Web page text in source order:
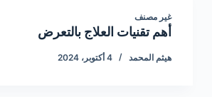
غير مصنف
أهم تقنيات العلاج بالتعرض
هيثم المحمد 4 أكتوبر، 2024